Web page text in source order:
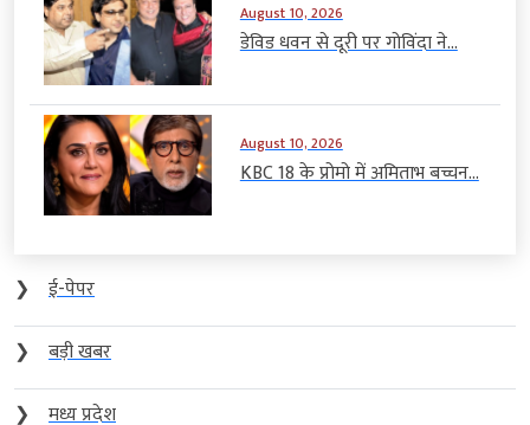
August 10, 2026
डेविड धवन से दूरी पर गोविंदा ने...
August 10, 2026
KBC 18 के प्रोमो में अमिताभ बच्चन...
❯
ई-पेपर
❯
बड़ी खबर
❯
मध्य प्रदेश